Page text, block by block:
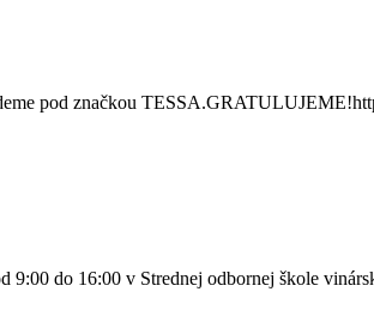
pod značkou
do 16:00 v Strednej odbornej škole